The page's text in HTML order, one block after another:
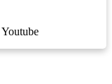
Youtube